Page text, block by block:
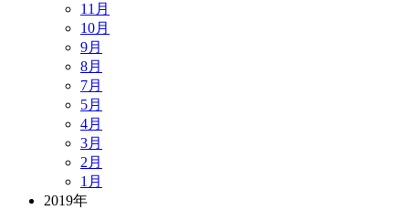
11月
10月
9月
8月
7月
5月
4月
3月
2月
1月
2019年